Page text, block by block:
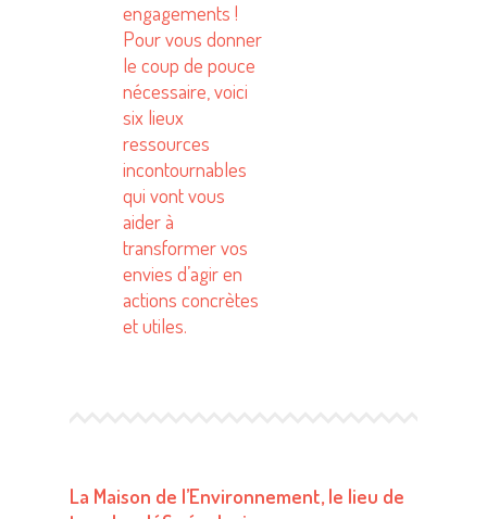
engagements !
Pour vous donner
le coup de pouce
nécessaire, voici
six lieux
ressources
incontournables
qui vont vous
aider à
transformer vos
envies d’agir en
actions concrètes
et utiles.
La Maison de l’Environnement, le lieu de